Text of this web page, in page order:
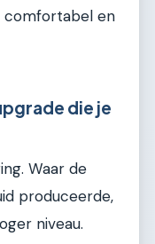
comfortabel en
die je
Waar de
produceerde,
niveau.